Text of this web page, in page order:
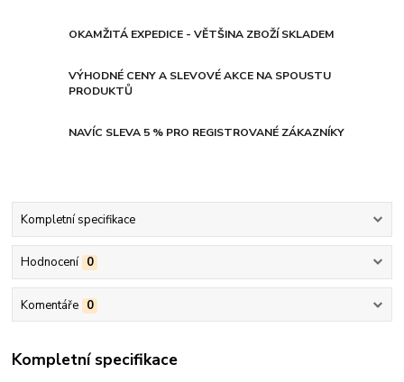
OKAMŽITÁ EXPEDICE - VĚTŠINA ZBOŽÍ SKLADEM
VÝHODNÉ CENY A SLEVOVÉ AKCE NA SPOUSTU
PRODUKTŮ
NAVÍC SLEVA 5 % PRO REGISTROVANÉ ZÁKAZNÍKY
Kompletní specifikace
Hodnocení 0
Komentáře 0
Kompletní specifikace